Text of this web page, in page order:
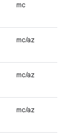
mc
mc/az
mc/az
mc/az